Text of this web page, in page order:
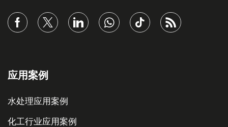
应用案例
水处理应用案例
化工行业应用案例